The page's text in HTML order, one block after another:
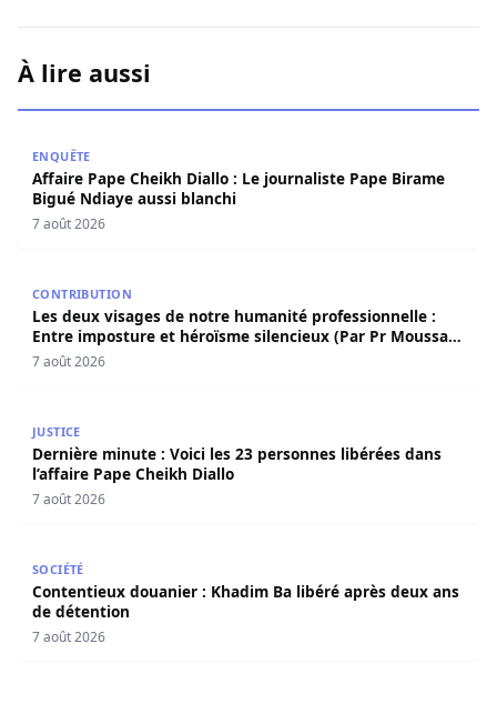
À lire aussi
ENQUÊTE
Affaire Pape Cheikh Diallo : Le journaliste Pape Birame
Bigué Ndiaye aussi blanchi
7 août 2026
CONTRIBUTION
Les deux visages de notre humanité professionnelle :
Entre imposture et héroïsme silencieux (Par Pr Moussa
Seydi)
7 août 2026
JUSTICE
Dernière minute : Voici les 23 personnes libérées dans
l’affaire Pape Cheikh Diallo
7 août 2026
SOCIÉTÉ
Contentieux douanier : Khadim Ba libéré après deux ans
de détention
7 août 2026